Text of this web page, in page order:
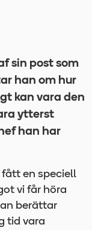
sin post som
han om hur
kan vara den
ytterst
han har
fått en speciell
vi får höra
berättar
tid vara